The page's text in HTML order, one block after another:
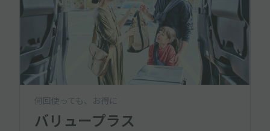
何回使っても、お得に
バリュープラス